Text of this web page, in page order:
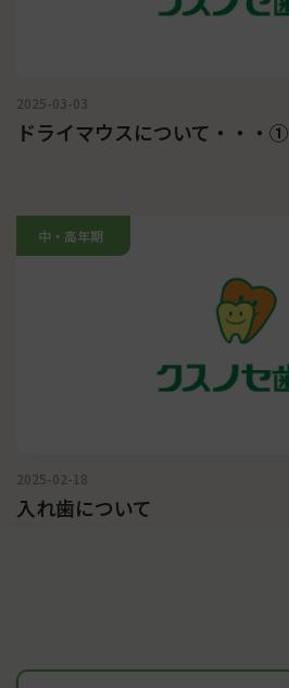
2025-03-03
ドライマウスについて・・・①
中・高年期
2025-02-18
入れ歯について